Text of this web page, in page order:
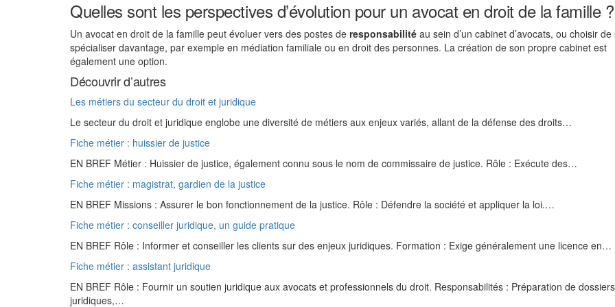
Quelles sont les perspectives d’évolution pour un avocat en droit de la famille ?
Un avocat en droit de la famille peut évoluer vers des postes de responsabilité au sein d’un cabinet d’avocats, ou choisir de
spécialiser davantage, par exemple en médiation familiale ou en droit des personnes. La création de son propre cabinet est
également une option.
Découvrir d’autres
Les métiers du secteur du droit et juridique
Le secteur du droit et juridique englobe une diversité de métiers aux enjeux variés, allant de la défense des droits…
Fiche métier : huissier de justice
EN BREF Métier : Huissier de justice, également connu sous le nom de commissaire de justice. Rôle : Exécute des…
Fiche métier : magistrat, gardien de la justice
EN BREF Missions : Assurer le bon fonctionnement de la justice. Rôle : Défendre la société et appliquer la loi.…
Fiche métier : conseiller juridique, un guide pratique
EN BREF Rôle : Informer et conseiller les clients sur des enjeux juridiques. Formation : Exige généralement une licence en…
Fiche métier : assistant juridique
EN BREF Rôle : Fournir un soutien juridique aux avocats et professionnels du droit. Responsabilités : Préparation de dossiers
juridiques,…